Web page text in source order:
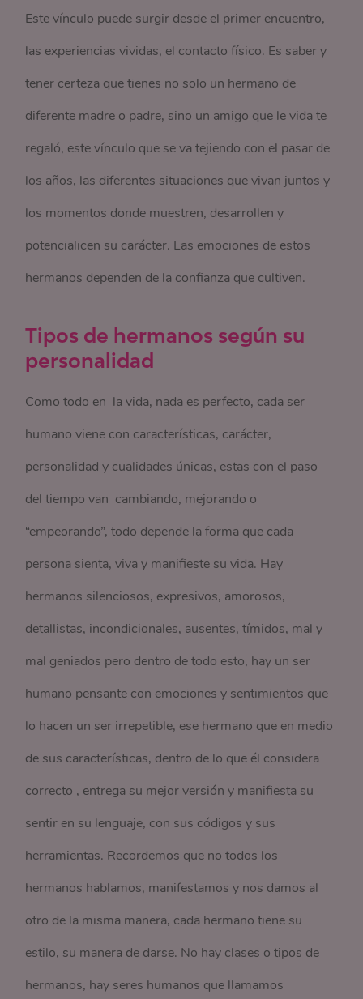
Este vínculo puede surgir desde el primer encuentro,
las experiencias vividas, el contacto físico. Es saber y
tener certeza que tienes no solo un hermano de
diferente madre o padre, sino un amigo que le vida te
regaló, este vínculo que se va tejiendo con el pasar de
los años, las diferentes situaciones que vivan juntos y
los momentos donde muestren, desarrollen y
potencialicen su carácter. Las emociones de estos
hermanos dependen de la confianza que cultiven.
Tipos de hermanos según su
personalidad
Como todo en la vida, nada es perfecto, cada ser
humano viene con características, carácter,
personalidad y cualidades únicas, estas con el paso
del tiempo van cambiando, mejorando o
“empeorando”, todo depende la forma que cada
persona sienta, viva y manifieste su vida. Hay
hermanos silenciosos, expresivos, amorosos,
detallistas, incondicionales, ausentes, tímidos, mal y
mal geniados pero dentro de todo esto, hay un ser
humano pensante con emociones y sentimientos que
lo hacen un ser irrepetible, ese hermano que en medio
de sus características, dentro de lo que él considera
correcto , entrega su mejor versión y manifiesta su
sentir en su lenguaje, con sus códigos y sus
herramientas. Recordemos que no todos los
hermanos hablamos, manifestamos y nos damos al
otro de la misma manera, cada hermano tiene su
estilo, su manera de darse. No hay clases o tipos de
hermanos, hay seres humanos que llamamos